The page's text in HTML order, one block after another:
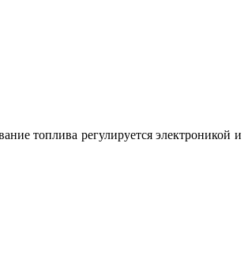
топлива регулируется электроникой и